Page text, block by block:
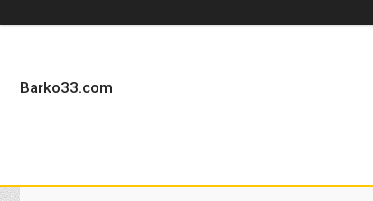
Barko33.com